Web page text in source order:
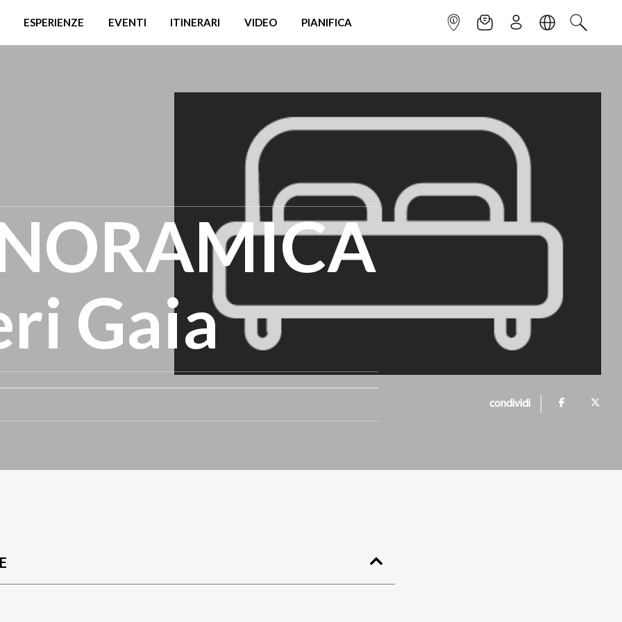
ESPERIENZE EVENTI ITINERARI VIDEO PIANIFICA INFOPOINTNEWSLETTER
ISCRIVITILINGUACERCA
Gaia
condividi